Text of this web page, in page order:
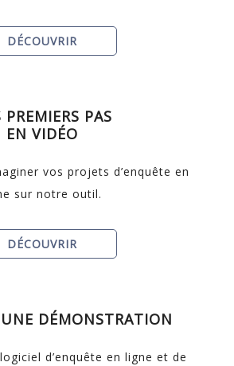
DÉCOUVRIR
PREMIERS PAS
EN VIDÉO
vos projets d’enquête en
sur notre outil.
DÉCOUVRIR
DÉMONSTRATION
d’enquête en ligne et de